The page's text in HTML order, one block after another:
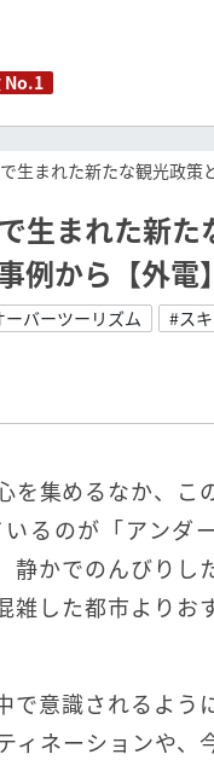
No.1
生まれた新たな観光政
生まれた新
例から【外電】
ーバーツーリズム #ス
を集めるなか、こ
るのが「アンダ
静かでのんびりし
雑した都市よりお
で意識されるよう
ィネーションや、